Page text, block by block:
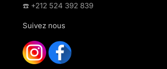
☎️​ +212 524 392 839
Suivez nous